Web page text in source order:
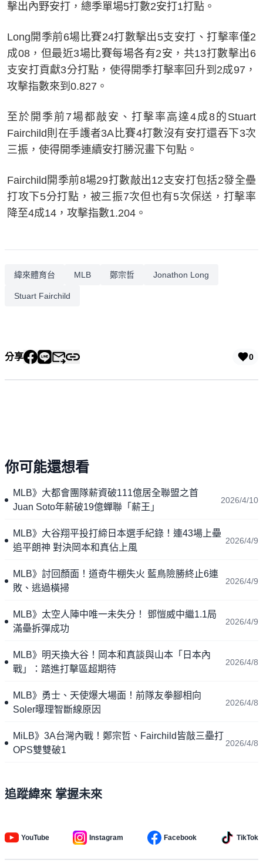
擊出內野安打，總季單場5打數2安打1打點。
Long開季前6場比賽24打數擊出5支安打、打擊率僅2
成08，但最近3場比賽每場各有2安，共13打數擊出6
支安打貢獻3分打點，使得開季打擊率回升到2成97，
攻擊指數來到0.827。
至於開季前7場都敲安、打擊率高達4成8的Stuart
Fairchild則在手護者3A比賽4打數沒有安打還吞下3次
三振，使得開季連續安打勝況畫下句點。
Fairchild開季前8場29打數敲出12支安打包括2發全壘
打攻下5分打點，被三振7次但也有5次保送，打擊率
降至4成14，攻擊指數1.204。
緯來體育台 MLB 鄭宗哲 Jonathon Long
Stuart Fairchild
分享 0
你可能還想看
MLB》大都會團隊薪資破111億居全聯盟之首
Juan Soto年薪破19億蟬聯「薪王」
2026/4/10
MLB》大谷翔平投打締日本選手紀錄！連43場上壘
追平朗神 對決岡本和真佔上風
2026/4/9
MLB》討回顏面！道奇牛棚失火 藍鳥險勝終止6連
敗、逃過橫掃
2026/4/9
MLB》太空人陣中唯一未失分！ 鄧愷威中繼1.1局
滿壘拆彈成功
2026/4/9
MLB》明天換大谷！岡本和真談與山本「日本內
戰」：踏進打擊區超期待
2026/4/8
MLB》勇士、天使爆大場面！前隊友拳腳相向
Soler曝理智斷線原因
2026/4/8
MiLB》3A台灣內戰！鄭宗哲、Fairchild皆敲三壘打
OPS雙雙破1
2026/4/8
追蹤緯來 掌握未來
YouTube Instagram Facebook TikTok